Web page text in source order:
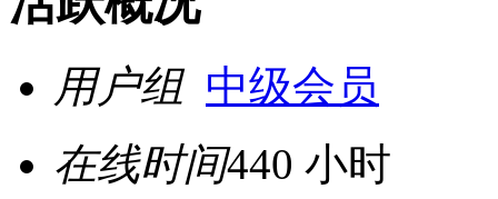
用户组 中级会员
在线时间440 小时